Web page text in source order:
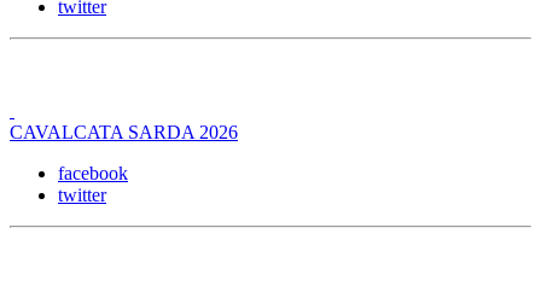
twitter
CAVALCATA SARDA 2026
facebook
twitter